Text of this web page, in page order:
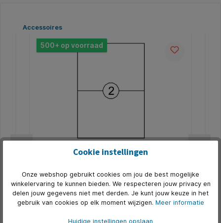
Productgalerij overslaan
Accessoires
500+ op voorraad
Etiket Quantore 210x148mm 200 stuks
De etiketten Quantore 210x148mm 200 stuks zijn
ideaal voor toepassingen waarbij een groot
labeloppervlak gewenst is, zoals verzendlabels,
opslagstickers of documentomslagen. Deze
zelfklevende etiketten worden geleverd op A4-vellen
en zijn geschikt voor inkjet-, laser- en matrixprinters,
Art. Nr.: Q129941
Cookie instellingen
Onze webshop gebruikt cookies om jou de best mogelijke
winkelervaring te kunnen bieden. We respecteren jouw privacy en
delen jouw gegevens niet met derden. Je kunt jouw keuze in het
gebruik van cookies op elk moment wijzigen. Meer informatie
Huidige instellingen opslaan